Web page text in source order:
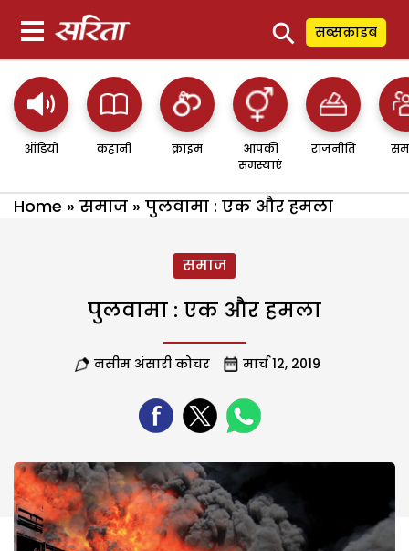
⚲ सब्सक्राइब
ऑडियो कहानी क्राइम
आपकी
समस्याएं
राजनीति
Home » समाज » पुलवामा : एक और हमला
समाज
पुलवामा : एक और हमला
नसीम अंसारी कोचर मार्च 12, 2019